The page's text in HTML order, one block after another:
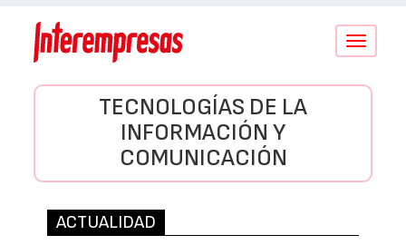
Conmutar
TECNOLOGÍAS DE LA
INFORMACIÓN Y
COMUNICACIÓN
ACTUALIDAD